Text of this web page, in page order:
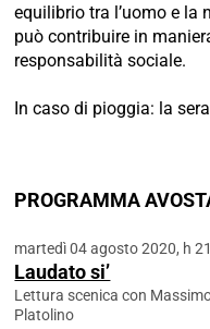
equilibrio tra l’uomo e la
può contribuire in
responsabilità sociale.
In caso di pioggia: la
PROGRAMMA
martedì 04 agosto 2020, h
Laudato si’
Lettura scenica con
Platolino